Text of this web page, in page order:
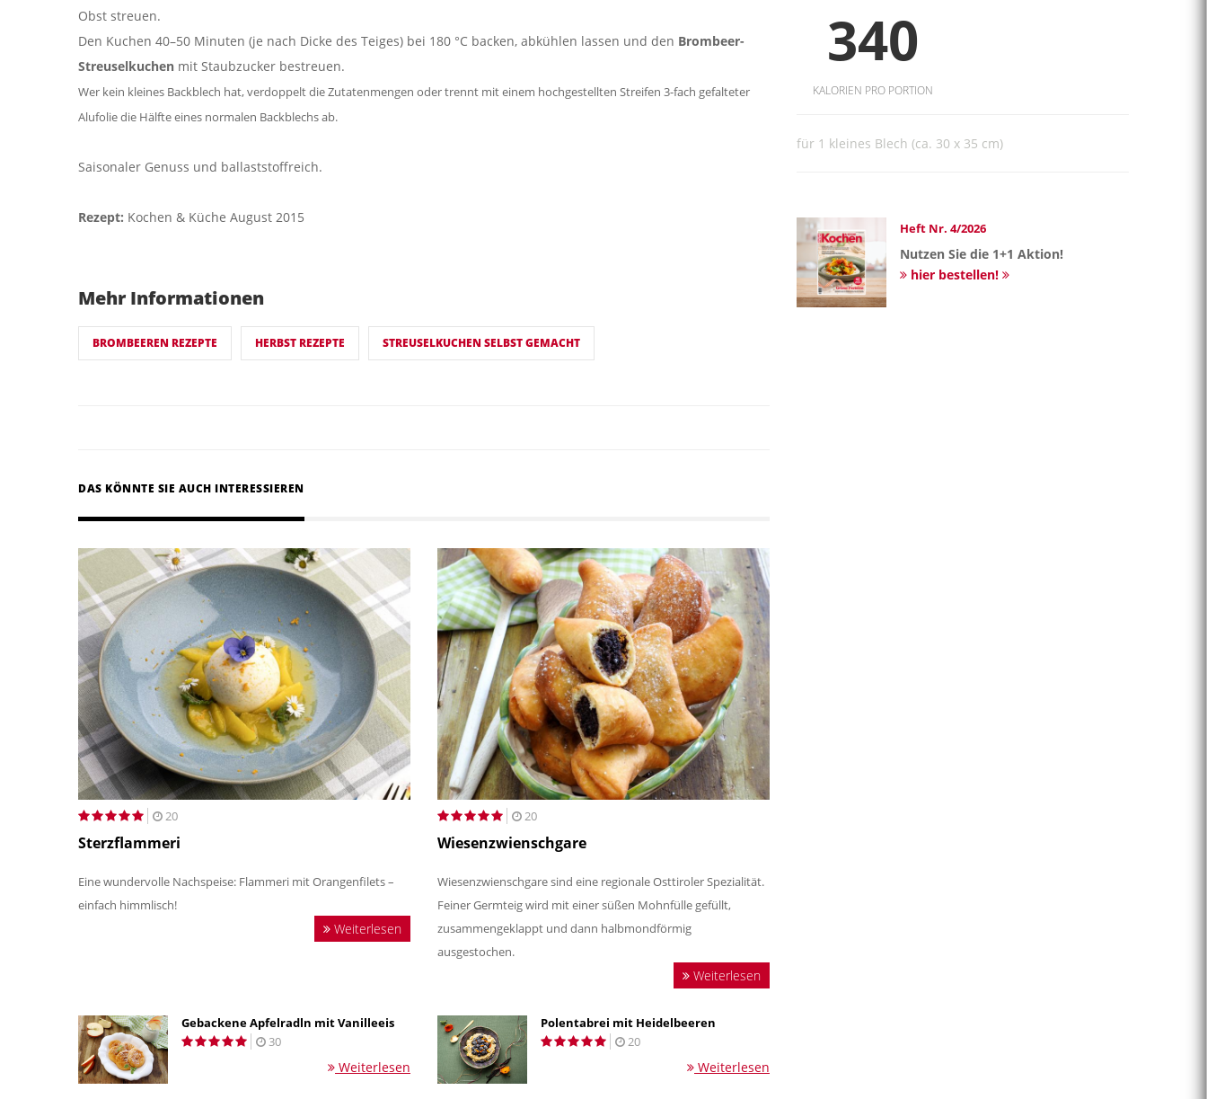
Obst streuen.
Den Kuchen 40–50 Minuten (je nach Dicke des Teiges) bei 180 °C backen, abkühlen lassen und den Brombeer-
Streuselkuchen mit Staubzucker bestreuen.
Wer kein kleines Backblech hat, verdoppelt die Zutatenmengen oder trennt mit einem hochgestellten Streifen 3-fach gefalteter
Alufolie die Hälfte eines normalen Backblechs ab.
Saisonaler Genuss und ballaststoffreich.
Rezept: Kochen & Küche August 2015
Mehr Informationen
BROMBEEREN REZEPTE HERBST REZEPTE STREUSELKUCHEN SELBST GEMACHT
DAS KÖNNTE SIE AUCH INTERESSIEREN
20
Sterzflammeri
Eine wundervolle Nachspeise: Flammeri mit Orangenfilets –
einfach himmlisch!
Weiterlesen
20
Wiesenzwienschgare
Wiesenzwienschgare sind eine regionale Osttiroler Spezialität.
Feiner Germteig wird mit einer süßen Mohnfülle gefüllt,
zusammengeklappt und dann halbmondförmig
ausgestochen.
Weiterlesen
Gebackene Apfelradln mit Vanilleeis
30
Weiterlesen
Polentabrei mit Heidelbeeren
20
Weiterlesen
340
KALORIEN PRO PORTION
für 1 kleines Blech (ca. 30 x 35 cm)
Heft Nr. 4/2026
Nutzen Sie die 1+1 Aktion!
hier bestellen!